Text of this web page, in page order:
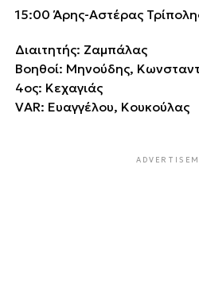
15:00 Άρης-Αστέρας
Διαιτητής: Ζαμπάλας
Βοηθοί: Μηνούδης,
4ος: Κεχαγιάς
VAR: Ευαγγέλου, Κουκούλας